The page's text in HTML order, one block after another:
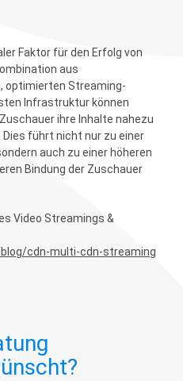
Faktor für den Erfolg von
aus
optimierten Streaming-
Infrastruktur können
ihre Inhalte nahezu
führt nicht nur zu einer
auch zu einer höheren
Bindung der Zuschauer
Video Streamings &
cdn-multi-cdn-streaming